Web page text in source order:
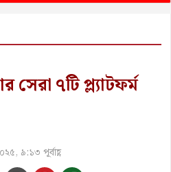
৭টি প্ল্যাটফর্ম
৯:১৩ পূর্বাহ্ণ